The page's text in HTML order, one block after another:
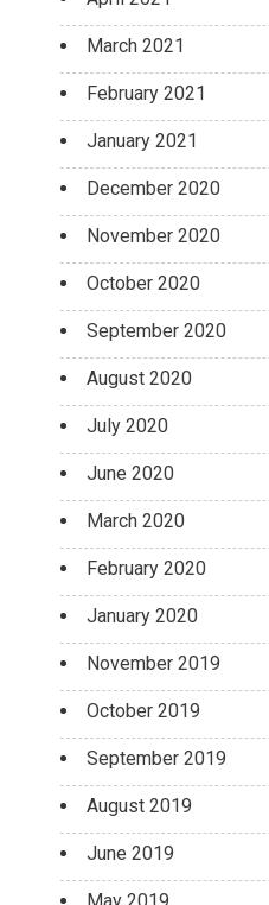
March 2021
February 2021
January 2021
December 2020
November 2020
October 2020
September 2020
August 2020
July 2020
June 2020
March 2020
February 2020
January 2020
November 2019
October 2019
September 2019
August 2019
June 2019